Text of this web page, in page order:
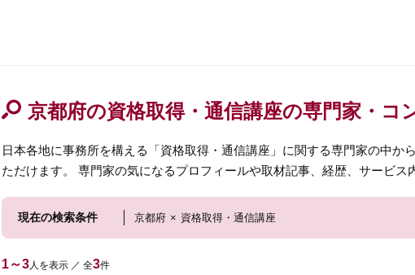
京都府の資格取得・通信講座の専門家・コ
日本各地に事務所を構える「資格取得・通信講座」に関する専門家の中か
ただけます。 専門家の気になるプロフィールや取材記事、経歴、サービス
現在の検索条件 京都府 × 資格取得・通信講座
1～3人を表示 ／ 全3件